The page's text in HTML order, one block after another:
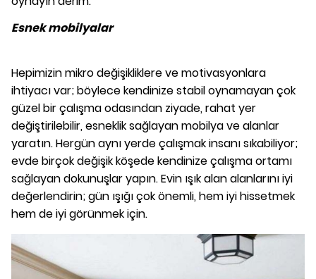
Esnek mobilyalar
Hepimizin mikro değişikliklere ve motivasyonlara
ihtiyacı var; böylece kendinize stabil oynamayan çok
güzel bir çalışma odasından ziyade, rahat yer
değiştirilebilir, esneklik sağlayan mobilya ve alanlar
yaratın. Hergün aynı yerde çalışmak insanı sıkabiliyor;
evde birçok değişik köşede kendinize çalışma ortamı
sağlayan dokunuşlar yapın.Evin ışık alan alanlarını iyi
değerlendirin; gün ışığı çok önemli, hem iyi hissetmek
hem de iyi görünmek için.